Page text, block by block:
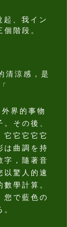
、我イン
階段。
涼感，是
界的事物
その後、
它它它它它
は曲調を持
字，隨著音
以驚人的速
學計算。
您で藍色の